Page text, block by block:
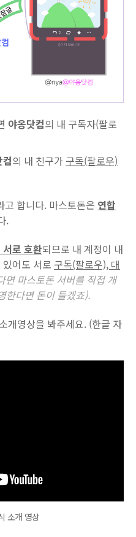
야옹닷컴의 내 구독자(팔로
의 내 친구가 구독(팔로우)
고 합니다. 마스토돈은 연합
.
로 호환되므로 내 계정이 내
어도 서로 구독(팔로우), 대
면 마스토돈 서버를 직접 개
한다면 돈이 들겠죠).
개영상을 봐주세요. (한글 자
소개 영상